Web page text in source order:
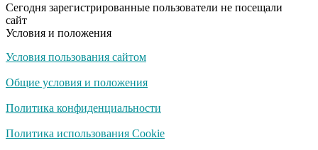
не раз
Скрытая камера на
люди вытворяют, когда
Ролик длится
Сегодня зарегистрированные пользователи не посещали
сайт
Условия и положения
Условия пользования сайтом
Общие условия и положения
Политика конфиденциальности
Политика использования Cookie